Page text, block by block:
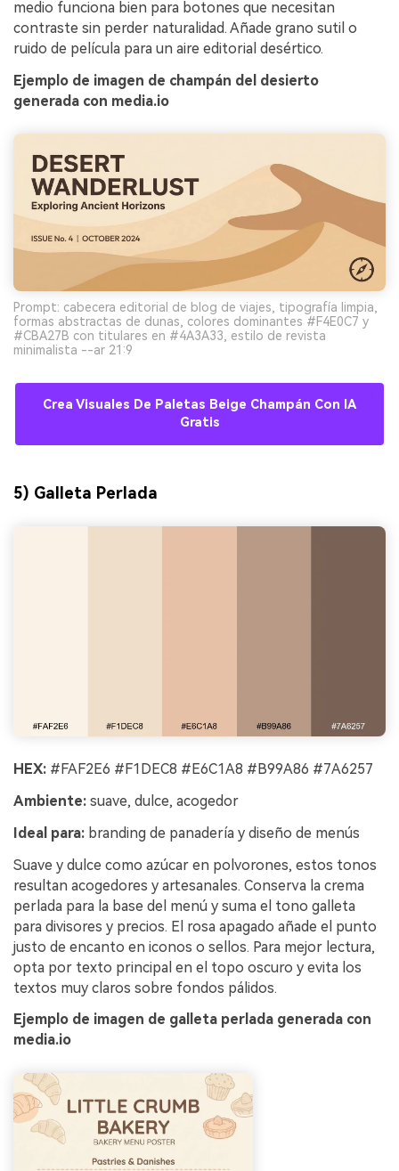
medio funciona bien para botones que necesitan
contraste sin perder naturalidad. Añade grano sutil o
ruido de película para un aire editorial desértico.
Ejemplo de imagen de champán del desierto
generada con media.io
Prompt: cabecera editorial de blog de viajes, tipografía limpia,
formas abstractas de dunas, colores dominantes #F4E0C7 y
#CBA27B con titulares en #4A3A33, estilo de revista
minimalista --ar 21:9
Crea Visuales De Paletas Beige Champán Con IA
Gratis
5) Galleta Perlada
HEX: #FAF2E6 #F1DEC8 #E6C1A8 #B99A86 #7A6257
Ambiente: suave, dulce, acogedor
Ideal para: branding de panadería y diseño de menús
Suave y dulce como azúcar en polvorones, estos tonos
resultan acogedores y artesanales. Conserva la crema
perlada para la base del menú y suma el tono galleta
para divisores y precios. El rosa apagado añade el punto
justo de encanto en iconos o sellos. Para mejor lectura,
opta por texto principal en el topo oscuro y evita los
textos muy claros sobre fondos pálidos.
Ejemplo de imagen de galleta perlada generada con
media.io